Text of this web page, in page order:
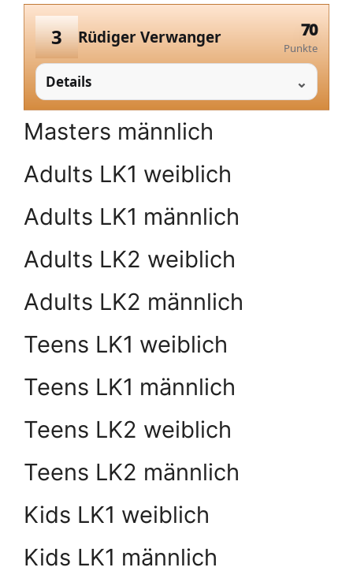
3 Rüdiger Verwanger 70
Punkte
Details
Masters männlich
Adults LK1 weiblich
Adults LK1 männlich
Adults LK2 weiblich
Adults LK2 männlich
Teens LK1 weiblich
Teens LK1 männlich
Teens LK2 weiblich
Teens LK2 männlich
Kids LK1 weiblich
Kids LK1 männlich